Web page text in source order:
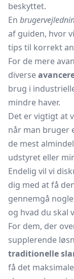
beskyttet.
En
af guiden, hvor
tips til korrekt
For de mere
diverse
brug i
mindre haver.
Det er vigtigt at
når man bruger
de mest
udstyret eller
Endelig vil vi
dig med at få
gennemgå
og hvad du
For dem, der
supplerende
traditionelle
få det